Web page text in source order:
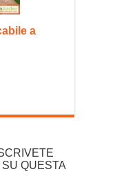
a
QUESTA